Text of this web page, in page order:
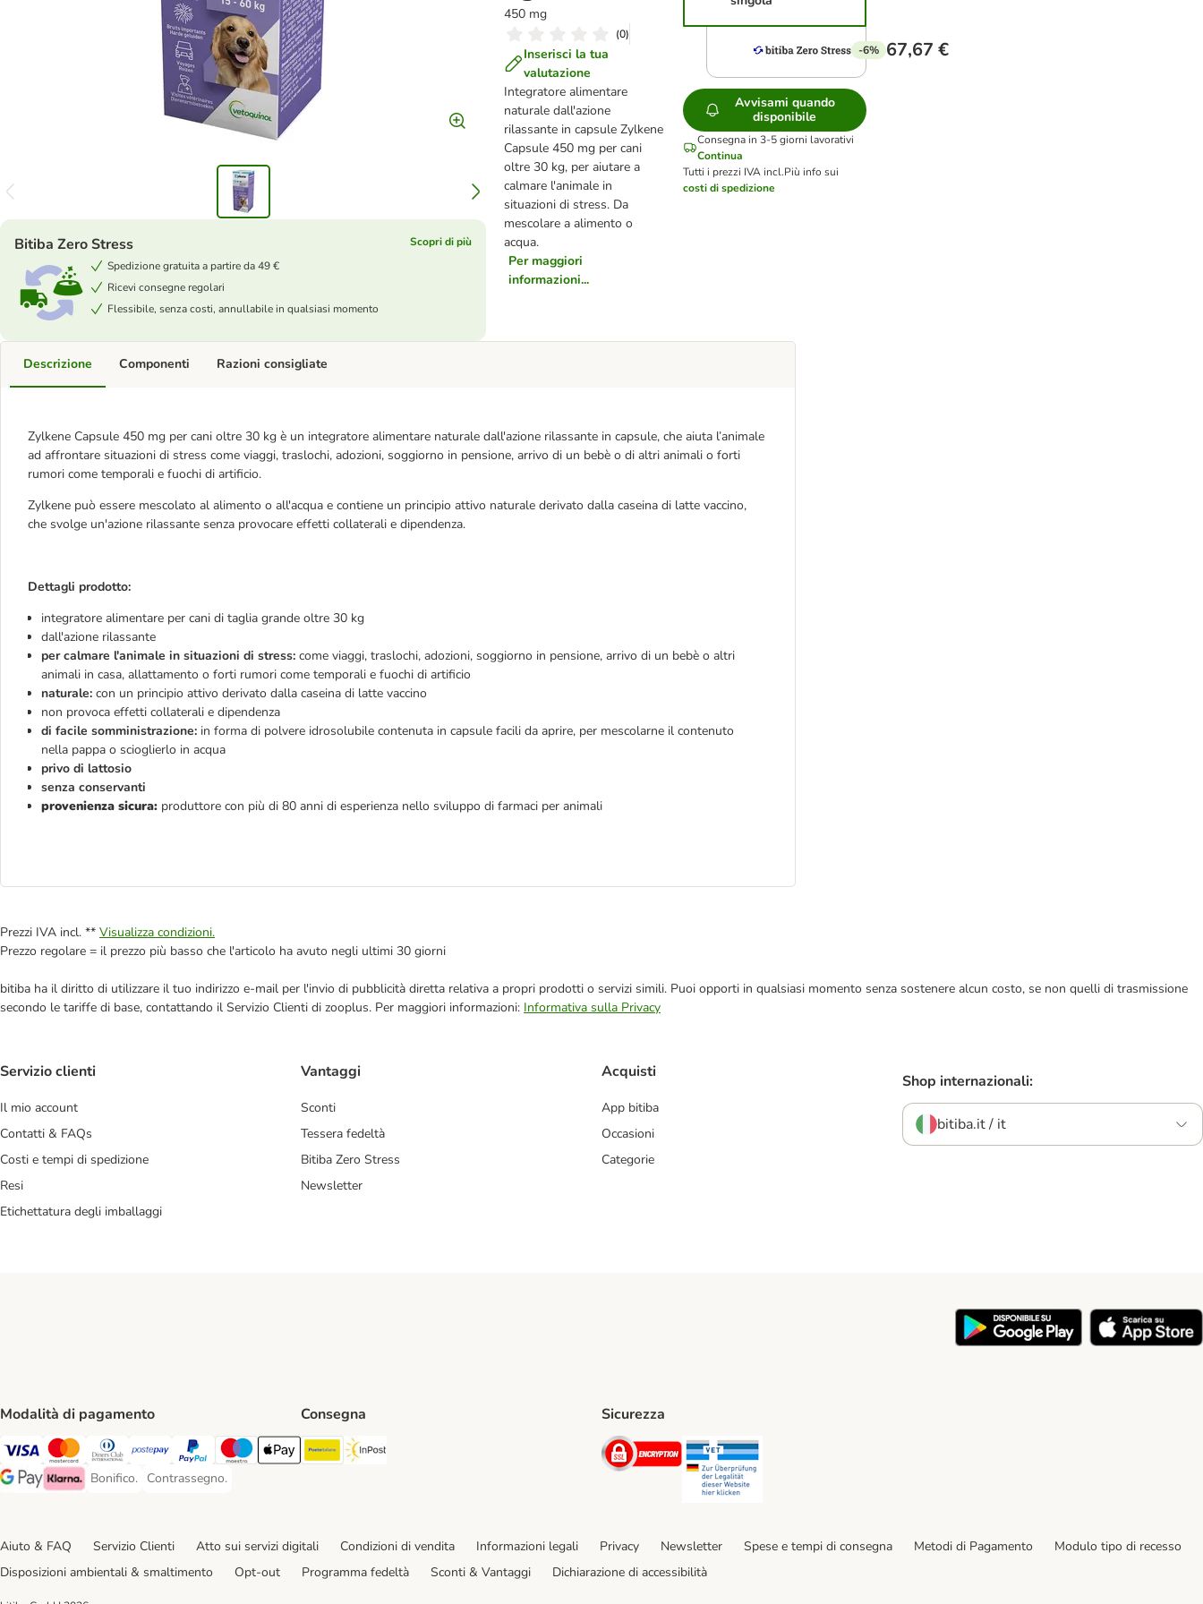
450 mg
(0)
Inserisci la tua
valutazione
Integratore alimentare
naturale dall'azione
rilassante in capsule Zylkene
Capsule 450 mg per cani
oltre 30 kg, per aiutare a
calmare l'animale in
situazioni di stress. Da
mescolare a alimento o
acqua.
Per maggiori
informazioni...
Bitiba Zero Stress
Scopri di più
Spedizione gratuita a partire da 49 €
Ricevi consegne regolari
Flessibile, senza costi, annullabile in qualsiasi momento
-6% 67,67 €
Avvisami quando
disponibile
Consegna in 3-5 giorni lavorativi
Continua
Tutti i prezzi IVA incl.Più info sui
costi di spedizione
Descrizione
Zylkene Capsule 450 mg per cani oltre 30 kg è un integratore alimentare naturale dall'azione rilassante in capsule, che aiuta l’animale
ad affrontare situazioni di stress come viaggi, traslochi, adozioni, soggiorno in pensione, arrivo di un bebè o di altri animali o forti
rumori come temporali e fuochi di artificio.
Zylkene può essere mescolato al alimento o all'acqua e contiene un principio attivo naturale derivato dalla caseina di latte vaccino,
che svolge un'azione rilassante senza provocare effetti collaterali e dipendenza.
Dettagli prodotto:
integratore alimentare per cani di taglia grande oltre 30 kg
dall'azione rilassante
per calmare l'animale in situazioni di stress: come viaggi, traslochi, adozioni, soggiorno in pensione, arrivo di un bebè o altri
animali in casa, allattamento o forti rumori come temporali e fuochi di artificio
naturale: con un principio attivo derivato dalla caseina di latte vaccino
non provoca effetti collaterali e dipendenza
di facile somministrazione: in forma di polvere idrosolubile contenuta in capsule facili da aprire, per mescolarne il contenuto
nella pappa o scioglierlo in acqua
privo di lattosio
senza conservanti
provenienza sicura: produttore con più di 80 anni di esperienza nello sviluppo di farmaci per animali
Componenti Razioni consigliate
Prezzi IVA incl. ** Visualizza condizioni.
Prezzo regolare = il prezzo più basso che l'articolo ha avuto negli ultimi 30 giorni
bitiba ha il diritto di utilizzare il tuo indirizzo e-mail per l'invio di pubblicità diretta relativa a propri prodotti o servizi simili. Puoi opporti in qualsiasi momento senza sostenere alcun costo, se non quelli di trasmissione
secondo le tariffe di base, contattando il Servizio Clienti di zooplus. Per maggiori informazioni: Informativa sulla Privacy
Servizio clienti
Il mio account
Contatti & FAQs
Costi e tempi di spedizione
Resi
Etichettatura degli imballaggi
Vantaggi
Sconti
Tessera fedeltà
Bitiba Zero Stress
Newsletter
Acquisti
App bitiba
Occasioni
Categorie
Shop internazionali:
bitiba.it / it
Modalità di pagamento
Visa. Payment Method
Mastercard. Payment Method
Diners Club. Payment Method
Postepay. Payment Method
PayPal. Payment Method
Maestro. Payment Method
Apple pay. Payment Method
Google Pay Payment Method
Klarna Payment Method
Bonifico.
Bonifico. Payment Method
Contrassegno.
Contrassegno. Payment Method
Consegna
Poste Italiane. Shipping Method
Sicurezza
Security
Aiuto & FAQ Servizio Clienti Atto sui servizi digitali Condizioni di vendita Informazioni legali Privacy Newsletter Spese e tempi di consegna Metodi di Pagamento
Modulo tipo di recesso
Disposizioni ambientali & smaltimento
Opt-out Programma fedeltà Sconti & Vantaggi Dichiarazione di accessibilità